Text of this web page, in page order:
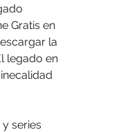
Gratis en
la
legado en
series